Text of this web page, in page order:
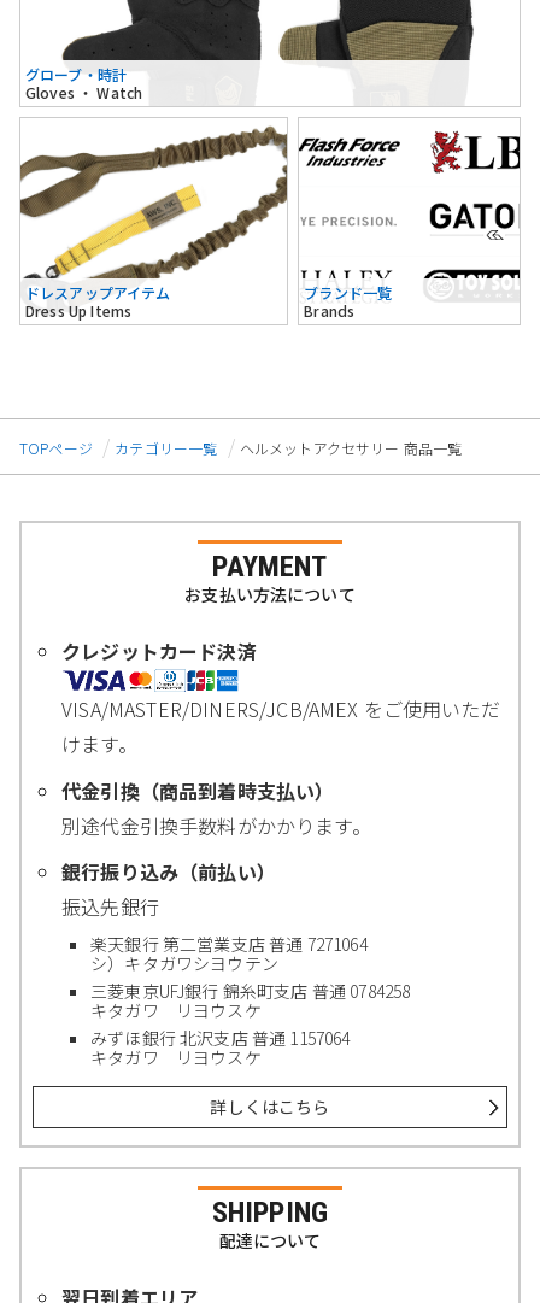
グローブ・時計
Gloves ・ Watch
ドレスアップアイテム
Dress Up Items
ブランド一覧
Brands
TOPページ カテゴリー一覧 ヘルメットアクセサリー 商品一覧
PAYMENT
お支払い方法について
クレジットカード決済
VISA/MASTER/DINERS/JCB/AMEX をご使用いただ
けます。
代金引換（商品到着時支払い）
別途代金引換手数料がかかります。
銀行振り込み（前払い）
振込先銀行
楽天銀行 第二営業支店 普通 7271064
シ）キタガワシヨウテン
三菱東京UFJ銀行 錦糸町支店 普通 0784258
キタガワ リヨウスケ
みずほ銀行 北沢支店 普通 1157064
キタガワ リヨウスケ
詳しくはこちら
SHIPPING
配達について
翌日到着エリア